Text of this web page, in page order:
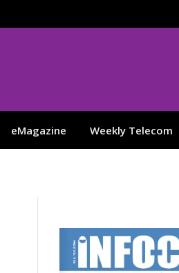
eMagazine Weekly Telecom